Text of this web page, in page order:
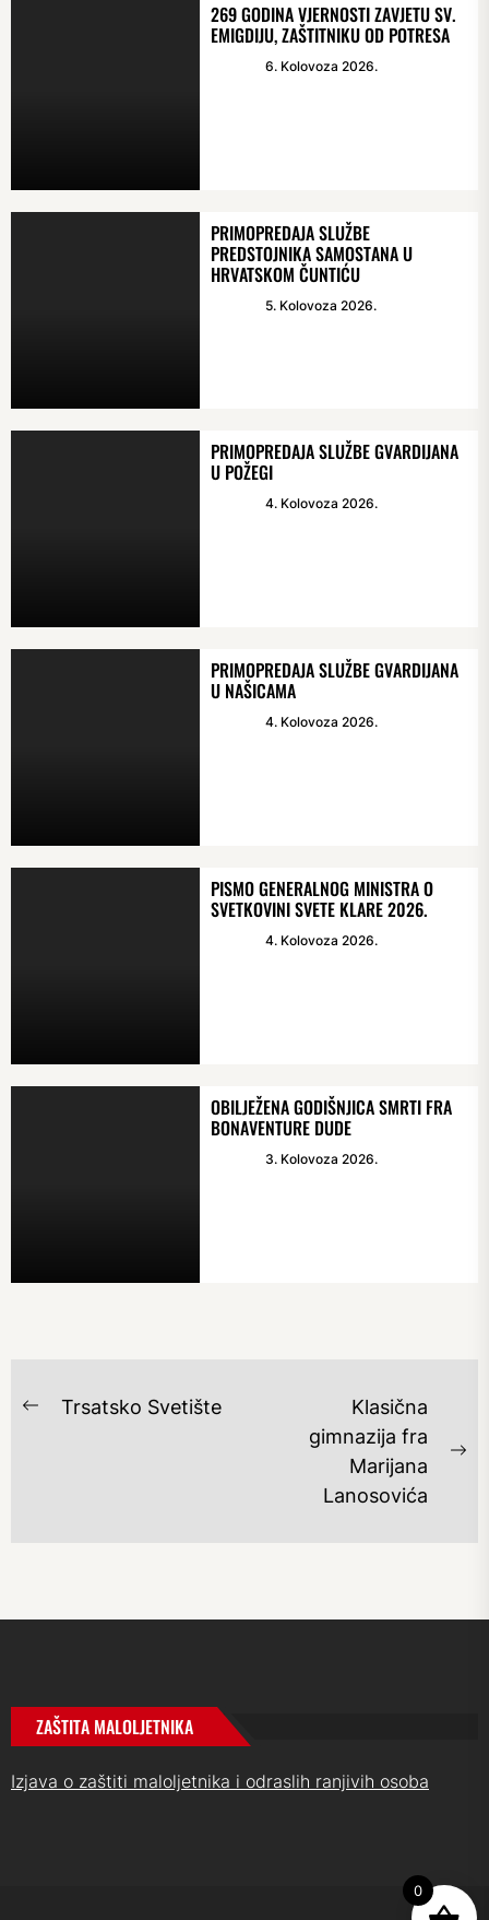
269 GODINA VJERNOSTI ZAVJETU SV.
EMIGDIJU, ZAŠTITNIKU OD POTRESA
6. Kolovoza 2026.
PRIMOPREDAJA SLUŽBE
PREDSTOJNIKA SAMOSTANA U
HRVATSKOM ČUNTIĆU
5. Kolovoza 2026.
PRIMOPREDAJA SLUŽBE GVARDIJANA
U POŽEGI
4. Kolovoza 2026.
PRIMOPREDAJA SLUŽBE GVARDIJANA
U NAŠICAMA
4. Kolovoza 2026.
PISMO GENERALNOG MINISTRA O
SVETKOVINI SVETE KLARE 2026.
4. Kolovoza 2026.
OBILJEŽENA GODIŠNJICA SMRTI FRA
BONAVENTURE DUDE
3. Kolovoza 2026.
NAVIGACIJA
Previous
Trsatsko Svetište
Klasična
gimnazija fra
Marijana
Lanosovića
ZAŠTITA MALOLJETNIKA
Izjava o zaštiti maloljetnika i odraslih ranjivih osoba
0